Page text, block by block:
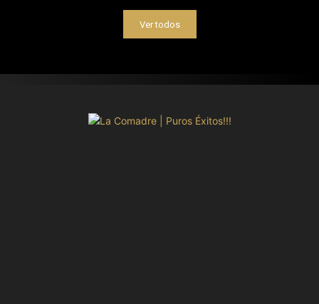
Ver todos